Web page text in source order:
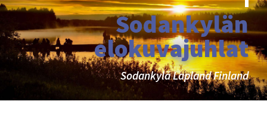
Sodankylän
elokuvajuhlat
Sodankylä Lapland Finland